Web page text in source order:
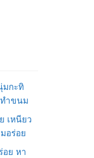
มกะทิ
ำขนม
เหนียว
อร่อย
ย หา